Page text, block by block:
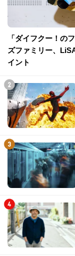
「ダイフクー！の
ズファミリー、
イント